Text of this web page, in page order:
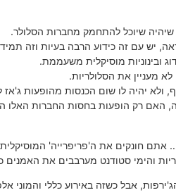
שיהיה שיוכל להתחמק מחברות הסלולר.
יש עם זה כידוע הרבה בעיות וזה
ובינוניות מוסיקלית משעממת.
ולא יהיה לו שום הכנסות מהופעות
האם רק הופעות בחסות החברות האלו
חונקים את ה'פריפרייה'
והימי סטודנט מערבבים את
אבל כשזה באירוע כללי והמוני